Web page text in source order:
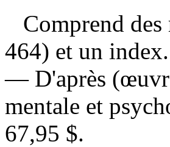
Comprend des
464) et un
— D'après
mentale et
67,95 $.